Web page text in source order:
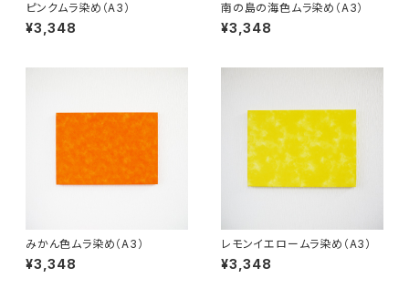
ピンクムラ染め（A3）
¥3,348
南の島の海色ムラ染め（A3）
¥3,348
みかん色ムラ染め（A3）
¥3,348
レモンイエロームラ染め（A3）
¥3,348